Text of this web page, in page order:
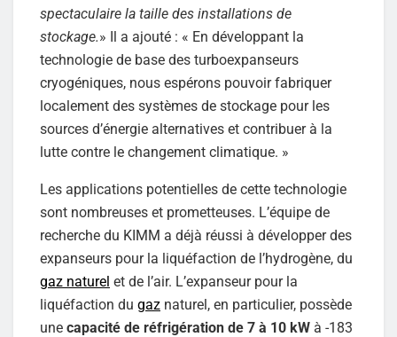
spectaculaire la taille des installations de
stockage.» Il a ajouté : « En développant la
technologie de base des turboexpanseurs
cryogéniques, nous espérons pouvoir fabriquer
localement des systèmes de stockage pour les
sources d’énergie alternatives et contribuer à la
lutte contre le changement climatique. »
Les applications potentielles de cette technologie
sont nombreuses et prometteuses. L’équipe de
recherche du KIMM a déjà réussi à développer des
expanseurs pour la liquéfaction de l’hydrogène, du
gaz naturel et de l’air. L’expanseur pour la
liquéfaction du gaz naturel, en particulier, possède
une capacité de réfrigération de 7 à 10 kW à -183